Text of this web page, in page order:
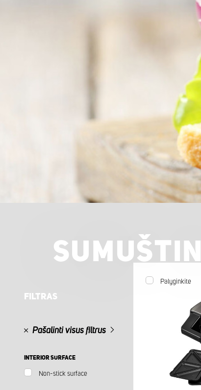
FILTRAS
Pašalinti visus filtrus
INTERIOR SURFACE
Non-stick surface
Palyginkite